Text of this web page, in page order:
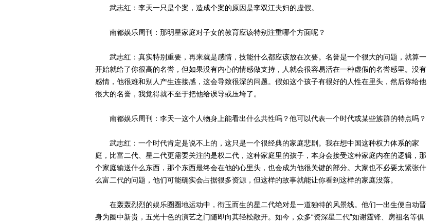
武志红：李天一只是个案，造成个案的原因是李双江夫妇的虚假。
南都娱乐周刊：那明星家庭对子女的教育应该特别注重哪个方面呢？
武志红：真实特别重要，再来就是感情，技能什么都应该放在次要。名誉是一个很大的问题，就算一
开始就给了你很高的名誉，但如果没有内心的情感做支持，人就会很容易活在一种虚假的名誉感里。没有
感情，他很难和别人产生连接感，这会导致很深的问题。假如这个孩子有很好的人性在里头，然后你给他
很大的名誉，我觉得就不至于把他给误导或压垮了。
南都娱乐周刊：李天一这个人物身上能看出什么共性吗？他可以代表一个时代或某些族群的特点吗？
武志红：一个时代肯定是说不上的，这只是一个很经典的家庭悲剧。我在想中国这种权力体系的家
庭，比富二代、星二代更需要关注的是权二代，这种家庭里的孩子，本身会接受这种家庭内在的逻辑，那
个家庭输送什么东西，那个东西最终会在他的心里头，也会成为他很关键的部分。大家也不必要太紧张什
么富二代的问题，他们可能确实会占据很多资源，但这样的故事就能让你看到这样的家庭没落。
在轰轰烈烈的娱乐圈圈地运动中，衔玉而生的星二代绝对是一道独特的风景线。他们一出生便自动晋
身为圈中新贵，五光十色的演艺之门随即向其轻松敞开。如今，众多“资深星二代”如谢霆锋、房祖名等俱